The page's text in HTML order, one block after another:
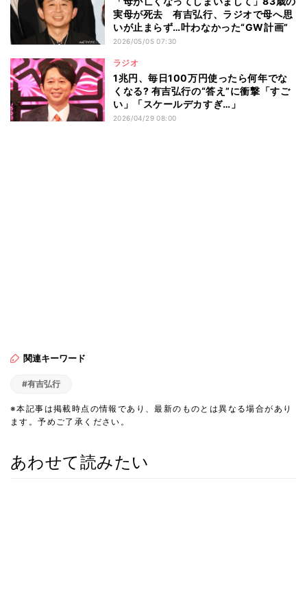
実母が死去 有吉弘行、ラジオで母へ思
いが止まらず…叶わなかった“GW計画”
2026/05/05 07:30
ラジオ
1兆円、毎日100万円使ったら何年でな
くなる? 有吉弘行の“答え”に衝撃「すご
い」「スケールデカすぎ…」
2026/04/29 08:00
関連キーワード
#有吉弘行
※本記事は掲載時点の情報であり、最新のものとは異なる場合があり
ます。予めご了承ください。
あわせて読みたい